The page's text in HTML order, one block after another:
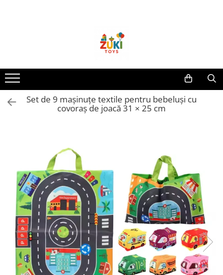
Pachete ZukiToys
Recomandari Zuki
Cadouri pentru Copii
Cadouri Aniversare
Cadouri sub 59 lei
Cadouri sub 99 lei
Cadouri sub 149 lei
Jucarii pe Varsta Copilului
0–12 luni
1–2 ani
2–3 ani
3–4 ani
4–6 ani
Set de 9 mașinuțe textile pentru bebeluși cu
covoraș de joacă 31 × 25 cm